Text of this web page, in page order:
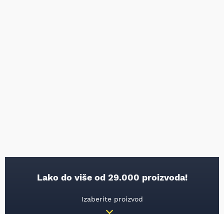
Lako do više od 29.000 proizvoda!
Izaberite proizvod